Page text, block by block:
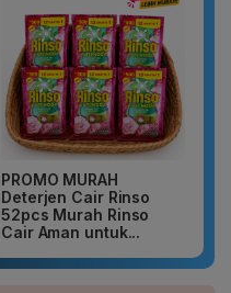
PROMO MURAH
Deterjen Cair Rinso
52pcs Murah Rinso
Cair Aman untuk...